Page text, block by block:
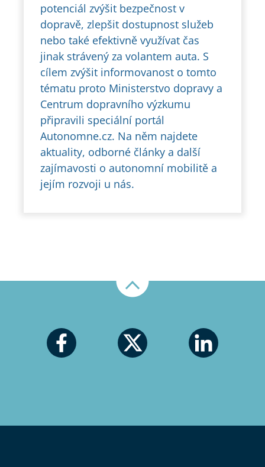
potenciál zvýšit bezpečnost v
dopravě, zlepšit dostupnost služeb
nebo také efektivně využívat čas
jinak strávený za volantem auta. S
cílem zvýšit informovanost o tomto
tématu proto Ministerstvo dopravy a
Centrum dopravního výzkumu
připravili speciální portál
Autonomne.cz. Na něm najdete
aktuality, odborné články a další
zajímavosti o autonomní mobilitě a
jejím rozvoji u nás.